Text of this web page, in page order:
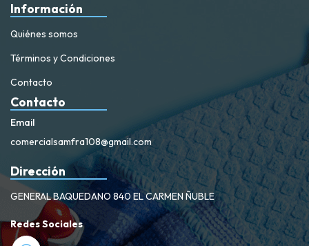
Información
Quiénes somos
Términos y Condiciones
Contacto
Contacto
Email
comercialsamfra108@gmail.com
Dirección
GENERAL BAQUEDANO 840 EL CARMEN ÑUBLE
Redes Sociales